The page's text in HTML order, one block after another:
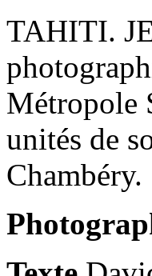
TAHITI.
Métropole
unités de
Chambéry.